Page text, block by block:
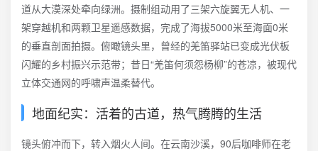
道从大漠深处牵向绿洲。摄制组动用了三架六旋翼无人机、一
架穿越机和两颗卫星遥感数据，完成了海拔5000米至海面0米
的垂直剖面拍摄。俯瞰镜头里，曾经的羌笛驿站已变成光伏板
闪耀的乡村振兴示范带；昔日“羌笛何须怨杨柳”的苍凉，被现代
立体交通网的呼啸声温柔替代。
地面纪实：活着的古道，热气腾腾的生活
镜头俯冲而下，转入烟火人间。在云南沙溪，90后咖啡师在老